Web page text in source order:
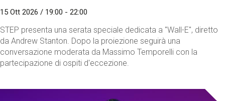
15 Ott 2026 / 19:00 - 22:00
STEP presenta una serata speciale dedicata a "Wall-E", diretto
da Andrew Stanton. Dopo la proiezione seguirà una
conversazione moderata da Massimo Temporelli con la
partecipazione di ospiti d'eccezione.